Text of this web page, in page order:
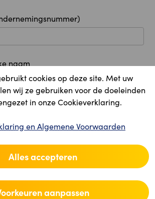
cookies op deze site. Met uw
wij ze gebruiken voor de doeleinden
in onze Cookieverklaring.
en Algemene Voorwaarden
Alles accepteren
aanpassen
naam